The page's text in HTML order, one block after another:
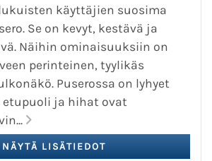
käyttäjien suosima
Se on kevyt, kestävä ja
Näihin ominaisuuksiin on
perinteinen, tyylikäs
Puserossa on lyhyet
etupuoli ja hihat ovat